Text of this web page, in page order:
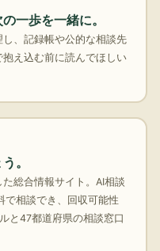
一歩を一緒に。
、記録帳や公的な相談先
え込む前に読んでほしい
。
総合情報サイト。AI相談
で相談でき、回収可能性
と47都道府県の相談窓口